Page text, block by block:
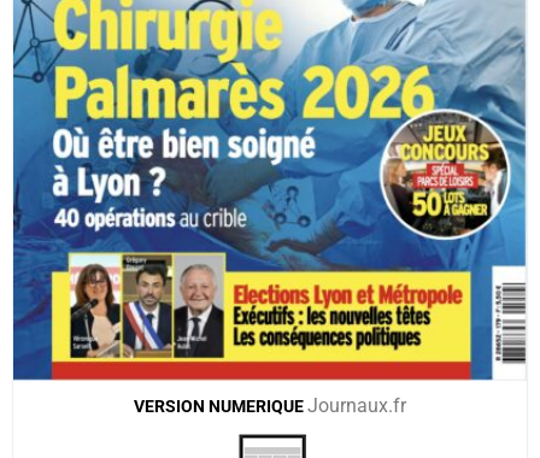
VERSION NUMERIQUEJournaux.fr